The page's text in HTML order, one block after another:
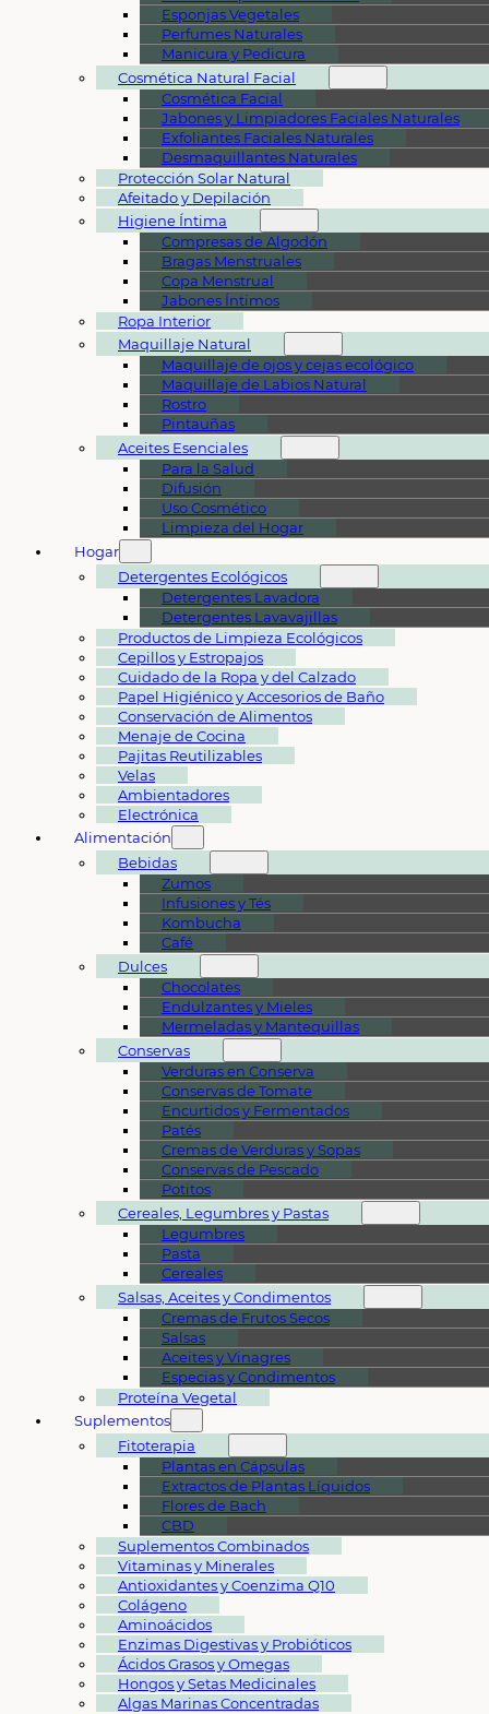
Esponjas Vegetales
Perfumes Naturales
Manicura y Pedicura
Cosmética Natural Facial
Cosmética Facial
Jabones y Limpiadores Faciales Naturales
Exfoliantes Faciales Naturales
Desmaquillantes Naturales
Protección Solar Natural
Afeitado y Depilación
Higiene Íntima
Compresas de Algodón
Bragas Menstruales
Copa Menstrual
Jabones Íntimos
Ropa Interior
Maquillaje Natural
Maquillaje de ojos y cejas ecológico
Maquillaje de Labios Natural
Rostro
Pintauñas
Aceites Esenciales
Para la Salud
Difusión
Uso Cosmético
Limpieza del Hogar
Hogar
Detergentes Ecológicos
Detergentes Lavadora
Detergentes Lavavajillas
Productos de Limpieza Ecológicos
Cepillos y Estropajos
Cuidado de la Ropa y del Calzado
Papel Higiénico y Accesorios de Baño
Conservación de Alimentos
Menaje de Cocina
Pajitas Reutilizables
Velas
Ambientadores
Electrónica
Alimentación
Bebidas
Zumos
Infusiones y Tés
Kombucha
Café
Dulces
Chocolates
Endulzantes y Mieles
Mermeladas y Mantequillas
Conservas
Verduras en Conserva
Conservas de Tomate
Encurtidos y Fermentados
Patés
Cremas de Verduras y Sopas
Conservas de Pescado
Potitos
Cereales, Legumbres y Pastas
Legumbres
Pasta
Cereales
Salsas, Aceites y Condimentos
Cremas de Frutos Secos
Salsas
Aceites y Vinagres
Especias y Condimentos
Proteína Vegetal
Suplementos
Fitoterapia
Plantas en Cápsulas
Extractos de Plantas Líquidos
Flores de Bach
CBD
Suplementos Combinados
Vitaminas y Minerales
Antioxidantes y Coenzima Q10
Colágeno
Aminoácidos
Enzimas Digestivas y Probióticos
Ácidos Grasos y Omegas
Hongos y Setas Medicinales
Algas Marinas Concentradas